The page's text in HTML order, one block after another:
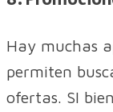
Hay muchas
permiten
ofertas. SI